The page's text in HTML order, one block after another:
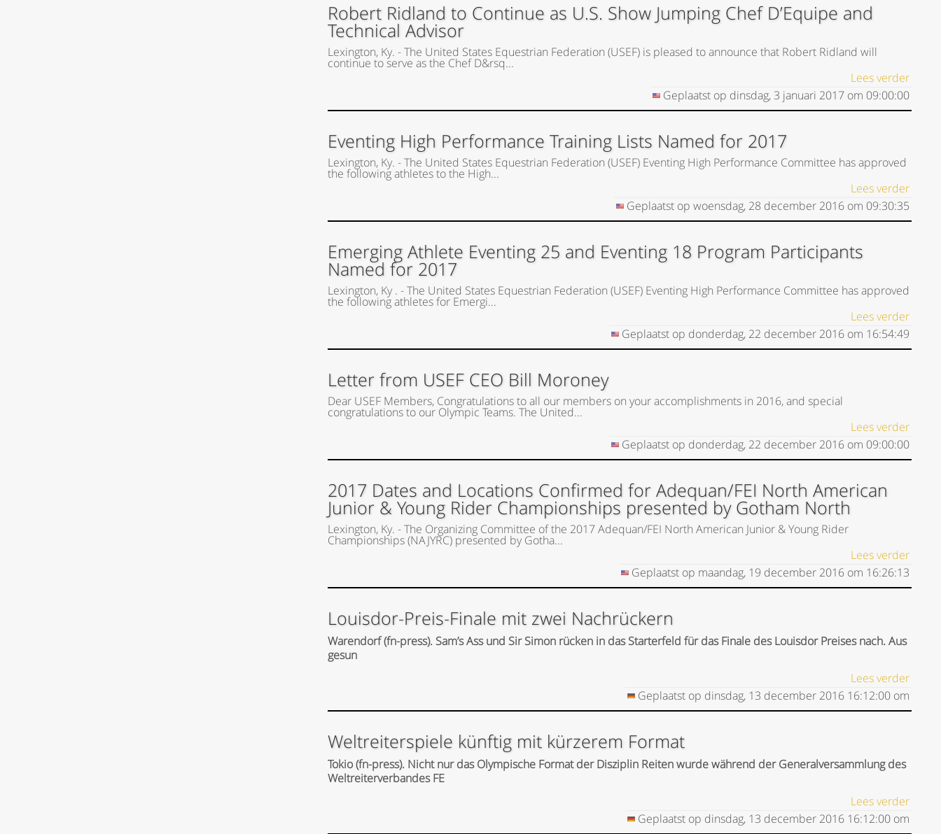
Robert Ridland to Continue as U.S. Show Jumping Chef D’Equipe and
Technical Advisor
Lexington, Ky. - The United States Equestrian Federation (USEF) is pleased to announce that Robert Ridland will
continue to serve as the Chef D&rsq...
Lees verder
Geplaatst op dinsdag, 3 januari 2017 om 09:00:00
Eventing High Performance Training Lists Named for 2017
Lexington, Ky. - The United States Equestrian Federation (USEF) Eventing High Performance Committee has approved
the following athletes to the High...
Lees verder
Geplaatst opwoensdag, 28 december 2016 om 09:30:35
Emerging Athlete Eventing 25 and Eventing 18 Program Participants
Named for 2017
Lexington, Ky . - The United States Equestrian Federation (USEF) Eventing High Performance Committee has approved
the following athletes for Emergi...
Lees verder
Geplaatst op donderdag, 22 december 2016 om 16:54:49
Letter from USEF CEO Bill Moroney
Dear USEF Members, Congratulations to all our members on your accomplishments in 2016, and special
congratulations to our Olympic Teams. The United...
Lees verder
Geplaatst op donderdag, 22 december 2016 om 09:00:00
2017 Dates and Locations Confirmed for Adequan/FEI North American
Junior & Young Rider Championships presented by Gotham North
Lexington, Ky. - The Organizing Committee of the 2017 Adequan/FEI North American Junior & Young Rider
Championships (NAJYRC) presented by Gotha...
Lees verder
Geplaatst op maandag, 19 december 2016 om 16:26:13
Louisdor-Preis-Finale mit zwei Nachrückern
Warendorf (fn-press). Sam’s Ass und Sir Simon rücken in das Starterfeld für das Finale des Louisdor Preises nach. Aus
gesun
Lees verder
Geplaatst op dinsdag, 13 december 2016 16:12:00 om
Weltreiterspiele künftig mit kürzerem Format
Tokio (fn-press). Nicht nur das Olympische Format der Disziplin Reiten wurde während der Generalversammlung des
Weltreiterverbandes FE
Lees verder
Geplaatst op dinsdag, 13 december 2016 16:12:00 om